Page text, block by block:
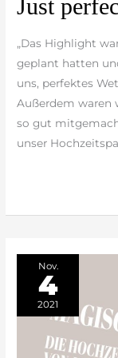
Just
„Das Highlight
geplant hatten
uns, perfektes
Außerdem waren
so gut
unser
Nov.
4
2021